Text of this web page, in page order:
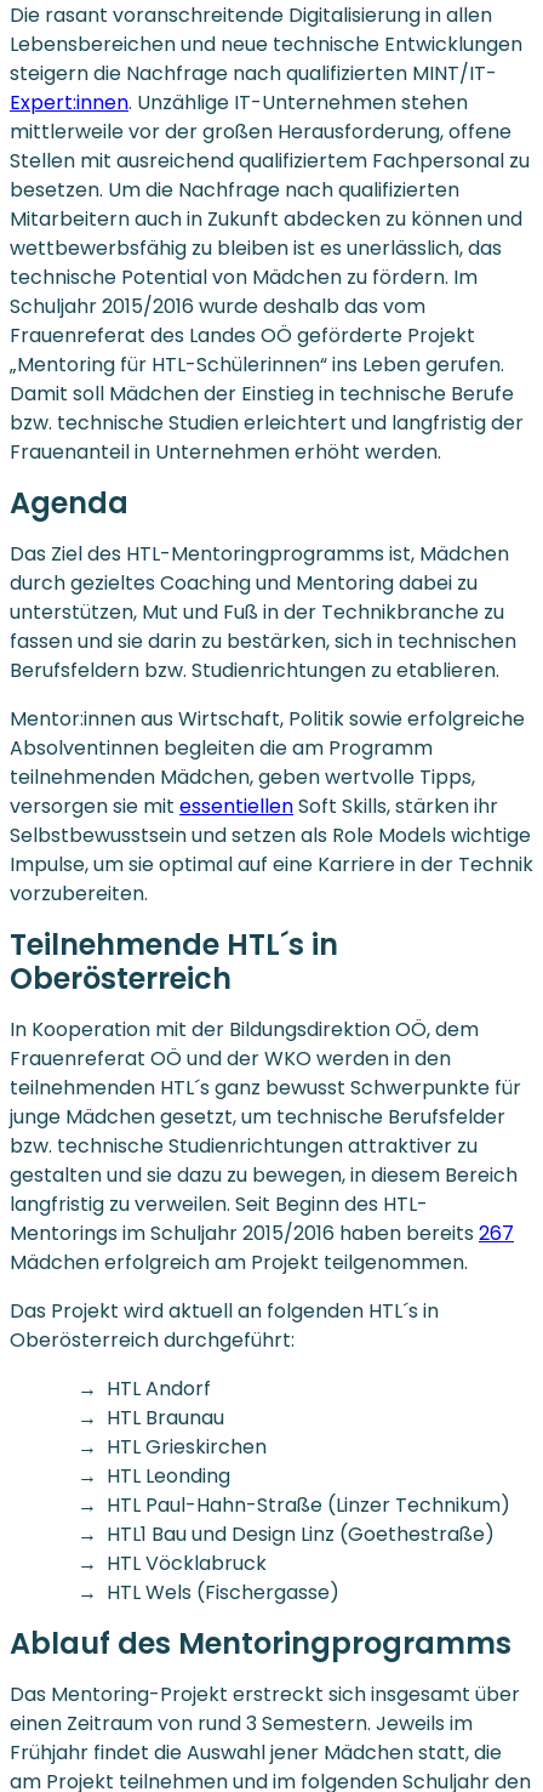
Die rasant voranschreitende Digitalisierung in allen
Lebensbereichen und neue technische Entwicklungen
steigern die Nachfrage nach qualifizierten MINT/IT-
Expert:innen. Unzählige IT-Unternehmen stehen
mittlerweile vor der großen Herausforderung, offene
Stellen mit ausreichend qualifiziertem Fachpersonal zu
besetzen. Um die Nachfrage nach qualifizierten
Mitarbeitern auch in Zukunft abdecken zu können und
wettbewerbsfähig zu bleiben ist es unerlässlich, das
technische Potential von Mädchen zu fördern. Im
Schuljahr 2015/2016 wurde deshalb das vom
Frauenreferat des Landes OÖ geförderte Projekt
„Mentoring für HTL-Schülerinnen“ ins Leben gerufen.
Damit soll Mädchen der Einstieg in technische Berufe
bzw. technische Studien erleichtert und langfristig der
Frauenanteil in Unternehmen erhöht werden.
Agenda
Das Ziel des HTL-Mentoringprogramms ist, Mädchen
durch gezieltes Coaching und Mentoring dabei zu
unterstützen, Mut und Fuß in der Technikbranche zu
fassen und sie darin zu bestärken, sich in technischen
Berufsfeldern bzw. Studienrichtungen zu etablieren.
Mentor:innen aus Wirtschaft, Politik sowie erfolgreiche
Absolventinnen begleiten die am Programm
teilnehmenden Mädchen, geben wertvolle Tipps,
versorgen sie mit essentiellenSoft Skills, stärken ihr
Selbstbewusstsein und setzen als Role Models wichtige
Impulse, um sie optimal auf eine Karriere in der Technik
vorzubereiten.
Teilnehmende HTL´s in
Oberösterreich
In Kooperation mit der Bildungsdirektion OÖ, dem
Frauenreferat OÖ und der WKO werden in den
teilnehmenden HTL´s ganz bewusst Schwerpunkte für
junge Mädchen gesetzt, um technische Berufsfelder
bzw. technische Studienrichtungen attraktiver zu
gestalten und sie dazu zu bewegen, in diesem Bereich
langfristig zu verweilen. Seit Beginn des HTL-
Mentorings im Schuljahr 2015/2016 haben bereits267
Mädchen erfolgreich am Projekt teilgenommen.
Das Projekt wird aktuell an folgenden HTL´s in
Oberösterreich durchgeführt:
HTL Andorf
HTL Braunau
HTL Grieskirchen
HTL Leonding
HTL Paul-Hahn-Straße (Linzer Technikum)
HTL1 Bau und Design Linz (Goethestraße)
HTL Vöcklabruck
HTL Wels (Fischergasse)
Ablauf des Mentoringprogramms
Das Mentoring-Projekt erstreckt sich insgesamt über
einen Zeitraum von rund 3 Semestern. Jeweils im
Frühjahr findet die Auswahl jener Mädchen statt, die
am Projekt teilnehmen und im folgenden Schuljahr den